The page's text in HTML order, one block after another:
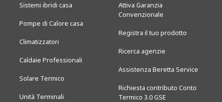
Sistemi ibridi casa
Pompe di Calore casa
Climatizzatori
Caldaie Professionali
Solare Termico
Unità Terminali
Attiva Garanzia
Convenzionale
Registra il tuo prodotto
Ricerca agenzie
Assistenza Beretta Service
Richiesta contributo Conto
Termico 3.0 GSE